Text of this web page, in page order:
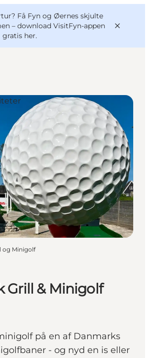
Få Fyn og Øernes skjulte
– download VisitFyn-appen
gratis her.
oplevelser
Grill & Minigolf
på en af Danmarks
- og nyd en is eller
og Minigolf